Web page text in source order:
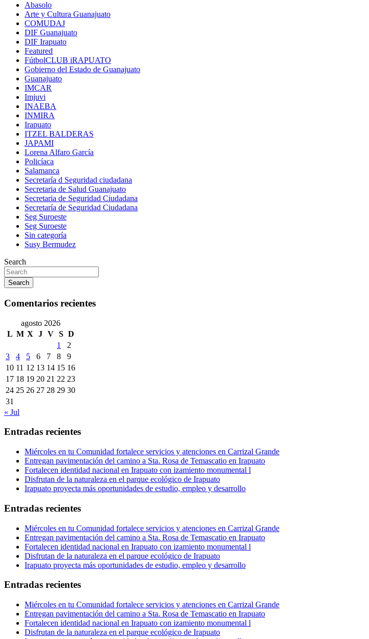
Abasolo
Arte y Cultura Guanajuato
COMUDAJ
DIF Guanajuato
DIF Irapuato
Featured
FútbolCLUB iRAPUATO
Gobierno del Estado de Guanajuato
Guanajuato
IMCAR
Imjuvi
INAEBA
INMIRA
Irapuato
ITZEL BALDERAS
JAPAMI
Lorena Alfaro García
Policíaca
Salamanca
Secretaría d Seguridad ciudadana
Secretaria de Salud Guanajuato
Secretaria de Seguridad Ciudadana
Secretaría de Seguridad Ciudadana
Seg Suroeste
Seg Suroeste
Sin categoría
Susy Bermudez
Search
Search
Comentarios recientes
agosto 2026
L M X J V S D
1
2
3
4 5 6 7 8
9
10 11 12 13 14 15 16
17 18 19 20 21 22 23
24 25 26 27 28 29 30
31
« Jul
Entradas recientes
Miércoles en tu Comunidad fortalece servicios y atenciones en Carrizal Grande
Entregan pavimentación del camino a Sta. Rosa de Temascatio en Irapuato
Fortalecen identidad nacional en Irapuato con izamiento monumental l
Disfrutan de la naturaleza en el parque ecológico de Irapuato
Irapuato proyecta más oportunidades de estudio, empleo y desarrollo
Entradas recientes
Miércoles en tu Comunidad fortalece servicios y atenciones en Carrizal Grande
Entregan pavimentación del camino a Sta. Rosa de Temascatio en Irapuato
Fortalecen identidad nacional en Irapuato con izamiento monumental l
Disfrutan de la naturaleza en el parque ecológico de Irapuato
Irapuato proyecta más oportunidades de estudio, empleo y desarrollo
Entradas recientes
Miércoles en tu Comunidad fortalece servicios y atenciones en Carrizal Grande
Entregan pavimentación del camino a Sta. Rosa de Temascatio en Irapuato
Fortalecen identidad nacional en Irapuato con izamiento monumental l
Disfrutan de la naturaleza en el parque ecológico de Irapuato